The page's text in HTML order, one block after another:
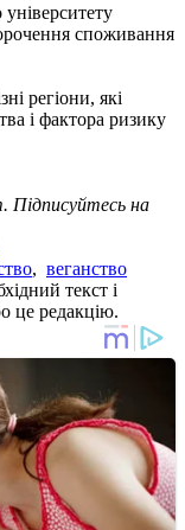
споживання
регіони, які
і фактора ризику
Підписуйтесь на
, веганство
текст і
це редакцію.